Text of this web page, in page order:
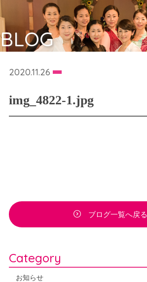
BLOG
2020.11.26
img_4822-1.jpg
ブログ一覧へ戻る
Category
お知らせ